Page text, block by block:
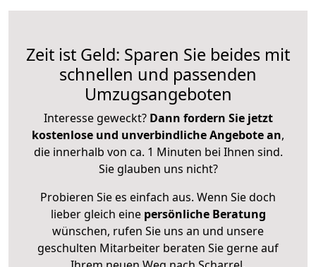
Zeit ist Geld: Sparen Sie beides mit
schnellen und passenden
Umzugsangeboten
Interesse geweckt? Dann fordern Sie jetzt
kostenlose und unverbindliche Angebote an,
die innerhalb von ca. 1 Minuten bei Ihnen sind.
Sie glauben uns nicht?
Probieren Sie es einfach aus. Wenn Sie doch
lieber gleich eine persönliche Beratung
wünschen, rufen Sie uns an und unsere
geschulten Mitarbeiter beraten Sie gerne auf